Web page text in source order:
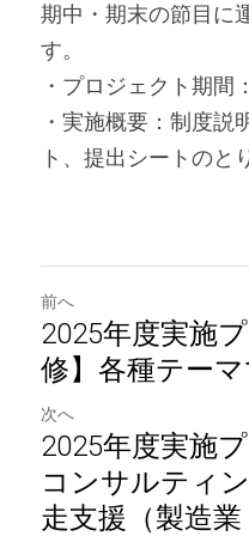
期中・期末の節目に
す。
・プロジェクト期間
・実施概要：制度説
ト、提出シートのと
前へ
2025年度実施
修】各種テー
次へ
2025年度実施
コンサルティ
走支援（製造業